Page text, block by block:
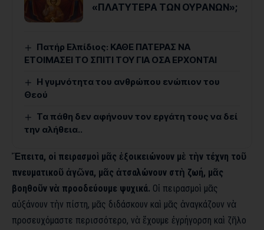
«ΠΛΑΤΥΤΕΡΑ ΤΩΝ ΟΥΡΑΝΩΝ»;
Πατήρ Ελπίδιος: ΚΑΘΕ ΠΑΤΕΡΑΣ ΝΑ
ΕΤΟΙΜΑΣΕΙ ΤΟ ΣΠΙΤΙ ΤΟΥ ΓΙΑ ΟΣΑ ΕΡΧΟΝΤΑΙ
Η γυμνότητα του ανθρώπου ενώπιον του
Θεού
Τα πάθη δεν αφήνουν τον εργάτη τους να δεί
την αλήθεια..
Ἔπειτα, οἱ πειρασμοὶ μᾶς ἐξοικειώνουν μὲ τὴν τέχνη τοῦ
πνευματικοῦ ἀγῶνα, μᾶς ἀτσαλώνουν στὴ ζωή, μᾶς
βοηθοῦν νὰ προοδεύουμε ψυχικά. Οἱ πειρασμοὶ μᾶς
αὐξάνουν τὴν πίστη, μᾶς διδάσκουν καὶ μᾶς ἀναγκάζουν νὰ
προσευχόμαστε περισσότερο, νὰ ἔχουμε ἐγρήγορση καὶ ζῆλο